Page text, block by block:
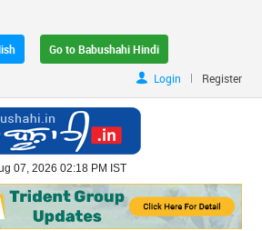
Go to Babushahi Hindi
Login
| Register
07, 2026 02:18 PM IST